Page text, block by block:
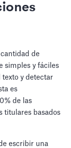
de
simples y fáciles
texto y detectar
es
de las
titulares basados
escribir una